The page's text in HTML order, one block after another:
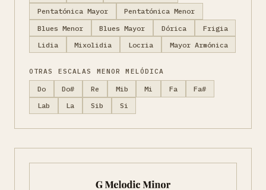
Pentatónica Mayor
Pentatónica Menor
Blues Menor
Blues Mayor Dórica
Frigia
Lidia
Mixolidia Locria Mayor Armónica
OTRAS ESCALAS MENOR MELÓDICA
Do Do# Re Mib Mi Fa
Fa#
Lab
La Sib Si